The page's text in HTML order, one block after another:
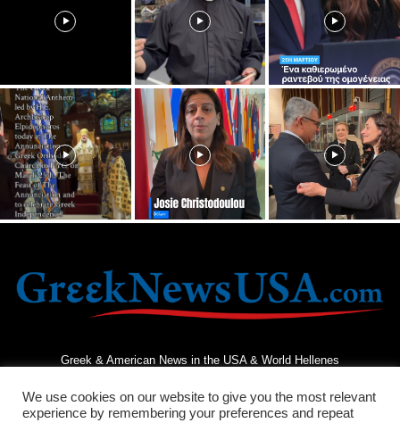
Greek & American News in the USA & World Hellenes
We use cookies on our website to give you the most relevant
experience by remembering your preferences and repeat